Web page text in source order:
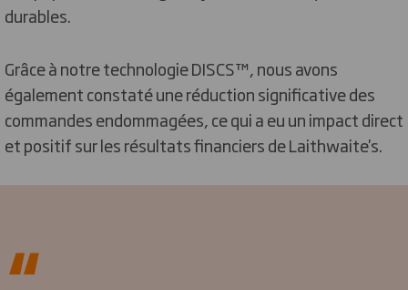
durables.
Grâce à notre technologie DISCS™, nous avons
également constaté une réduction significative des
commandes endommagées, ce qui a eu un impact direct
et positif sur les résultats financiers de Laithwaite's.